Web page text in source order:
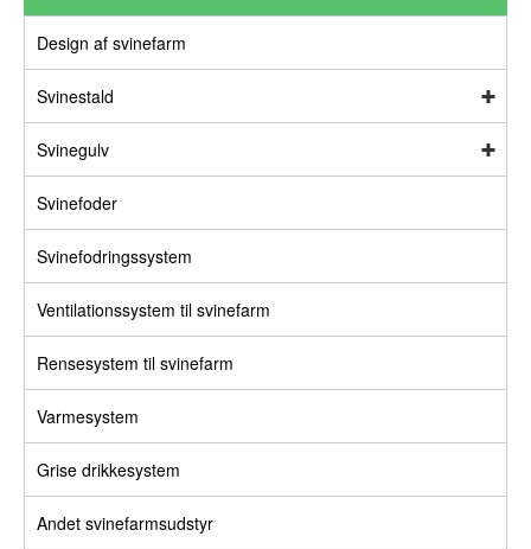
Design af svinefarm
Svinestald
Svinegulv
Svinefoder
Svinefodringssystem
Ventilationssystem til svinefarm
Rensesystem til svinefarm
Varmesystem
Grise drikkesystem
Andet svinefarmsudstyr